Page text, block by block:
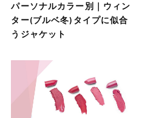
パーソナルカラー別｜ウィン
ター(ブルベ冬)タイプに似合
うジャケット